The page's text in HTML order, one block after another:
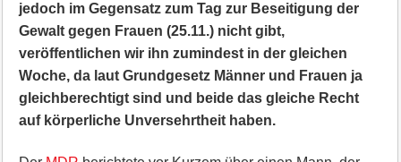
jedoch im Gegensatz zum Tag zur Beseitigung der
Gewalt gegen Frauen (25.11.) nicht gibt,
veröffentlichen wir ihn zumindest in der gleichen
Woche, da laut Grundgesetz Männer und Frauen ja
gleichberechtigt sind und beide das gleiche Recht
auf körperliche Unversehrtheit haben.